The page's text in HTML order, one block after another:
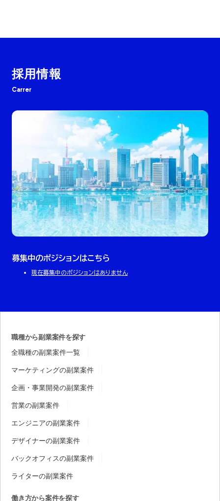
採用情報
Carrer
募集中のポジションはこちら
現在募集中のポジションはありません
職種から副業案件を探す
全職種の副業案件一覧
マーケティングの副業案件
企画・事業開発の副業案件
営業の副業案件
エンジニアの副業案件
デザイナーの副業案件
バックオフィスの副業案件
ライターの副業案件
働き方から案件を探す